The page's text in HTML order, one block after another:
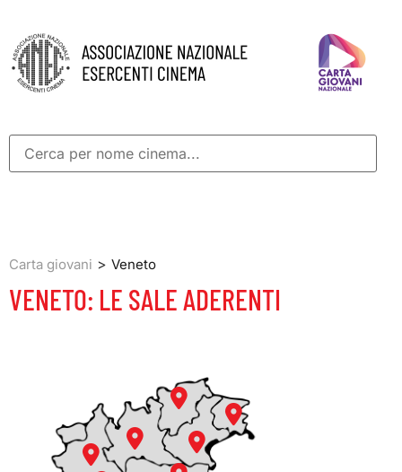
Carta giovani > Veneto
VENETO: LE SALE ADERENTI